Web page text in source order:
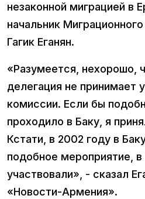
незаконной миграцией в
начальник
Гагик Еганян.
«Разумеется, нехорошо,
делегация не принимает
комиссии. Если бы
проходило в Баку, я
Кстати, в 2002 году в
подобное мероприятие,
участвовали», - сказал
«Новости-Армения».